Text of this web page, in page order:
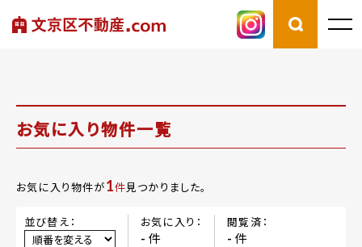
お気に入り物件一覧
お気に入り物件が1件見つかりました。
並び替え： お気に入り：
- 件
閲覧済：
- 件